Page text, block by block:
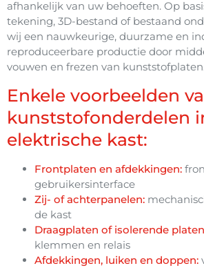
afhankelijk van uw behoeften. Op
tekening, 3D-bestand of bestaand
wij een nauwkeurige, duurzame en
reproduceerbare productie door
vouwen en frezen van
Enkele voorbeelden
kunststofonderdelen
elektrische kast:
Frontplaten en afdekkingen:
gebruikersinterface
Zij- of achterpanelen:
de kast
Draagplaten of isolerende
klemmen en relais
Afdekkingen, luiken en doppen: